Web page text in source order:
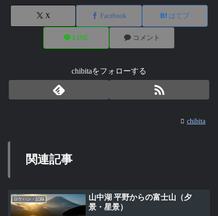
X Facebook はてブ
LINE コメント
chibitaをフォローする
chibita
関連記事
ロケハン・記録
山中湖 平野からの富士山（夕
景・星景）